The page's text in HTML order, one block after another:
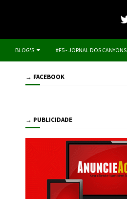
BLOG'S #F5 - JORNAL DOS CANYONS
→ FACEBOOK
→ PUBLICIDADE